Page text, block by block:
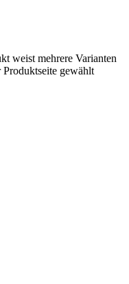
weist mehrere Varianten
gewählt